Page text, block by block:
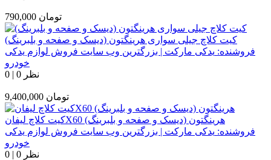
790,000 تومان
کیت کلاچ جیلی سواری هرینگتون (دیسک و صفحه و بلبرینگ)
فروشنده: یدکی مارکت | بزرگترین وب سایت فروش لوازم یدکی
خودرو
0 | 0 نظر
9,400,000 تومان
کیت کلاچ لیفانX60 هرینگتون (دیسک و صفحه و بلبرینگ)
فروشنده: یدکی مارکت | بزرگترین وب سایت فروش لوازم یدکی
خودرو
0 | 0 نظر